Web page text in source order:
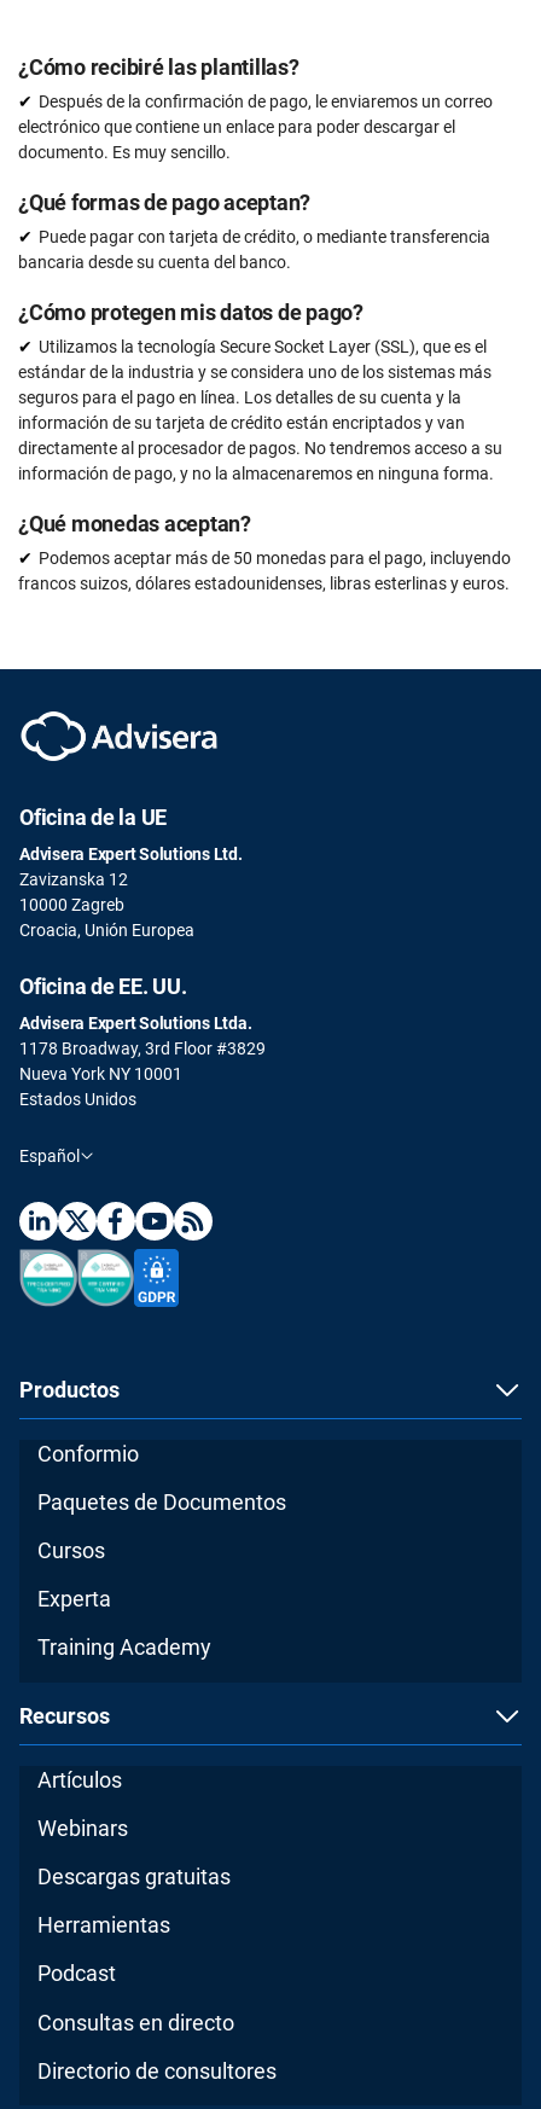
¿Cómo recibiré las plantillas?
Después de la confirmación de pago, le enviaremos un correo
electrónico que contiene un enlace para poder descargar el
documento. Es muy sencillo.
¿Qué formas de pago aceptan?
Puede pagar con tarjeta de crédito, o mediante transferencia
bancaria desde su cuenta del banco.
¿Cómo protegen mis datos de pago?
Utilizamos la tecnología Secure Socket Layer (SSL), que es el
estándar de la industria y se considera uno de los sistemas más
seguros para el pago en línea. Los detalles de su cuenta y la
información de su tarjeta de crédito están encriptados y van
directamente al procesador de pagos. No tendremos acceso a su
información de pago, y no la almacenaremos en ninguna forma.
¿Qué monedas aceptan?
Podemos aceptar más de 50 monedas para el pago, incluyendo
francos suizos, dólares estadounidenses, libras esterlinas y euros.
Oficina de la UE
Advisera Expert Solutions Ltd.
Zavizanska 12
10000 Zagreb
Croacia, Unión Europea
Oficina de EE. UU.
Advisera Expert Solutions Ltda.
1178 Broadway, 3rd Floor #3829
Nueva York NY 10001
Estados Unidos
Español
Productos
Conformio
Paquetes de Documentos
Cursos
Experta
Training Academy
Recursos
Artículos
Webinars
Descargas gratuitas
Herramientas
Podcast
Consultas en directo
Directorio de consultores